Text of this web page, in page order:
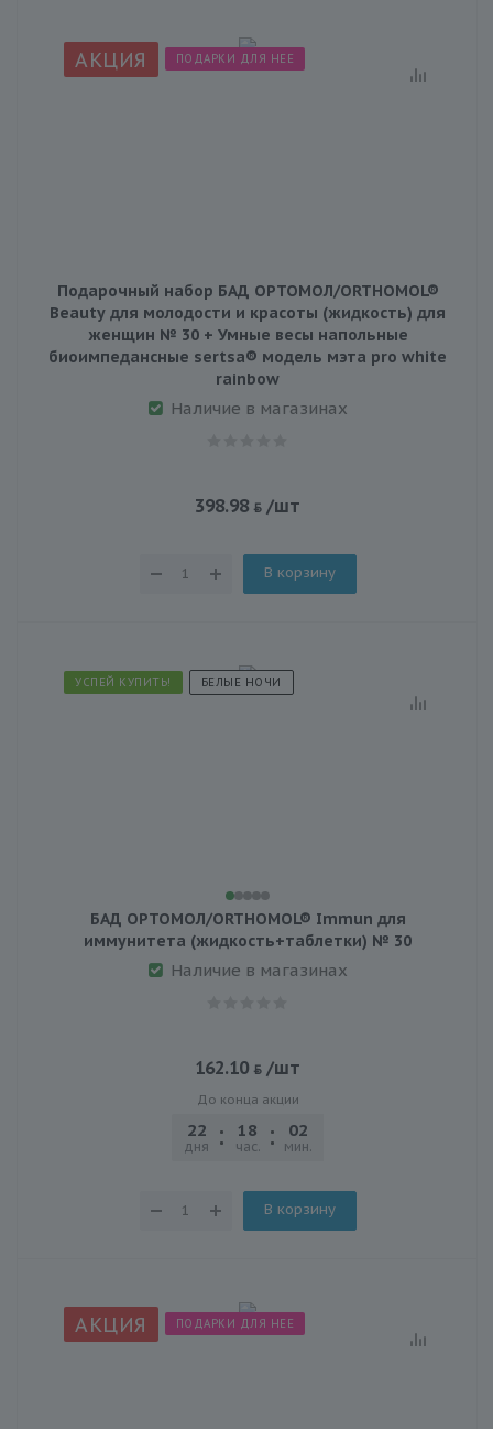
АКЦИЯ ПОДАРКИ ДЛЯ НЕЕ
Подарочный набор БАД ОРТОМОЛ/ORTHOMOL®
Beauty для молодости и красоты (жидкость) для
женщин № 30 + Умные весы напольные
биоимпедансные sertsa® модель мэта pro white
rainbow
Наличие в магазинах
398.98 /шт
В корзину
УСПЕЙ КУПИТЬ! БЕЛЫЕ НОЧИ
БАД ОРТОМОЛ/ORTHOMOL® Immun для
иммунитета (жидкость+таблетки) № 30
Наличие в магазинах
162.10 /шт
До конца акции
22
дня
18
час.
02
мин.
В корзину
АКЦИЯ ПОДАРКИ ДЛЯ НЕЕ